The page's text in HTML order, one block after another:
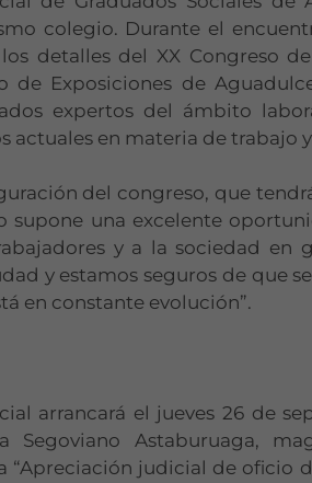
colegio. Durante el
detalles del XX Congreso
de Exposiciones de
expertos del ámbito
actuales en materia de trabajo
del congreso, que
supone una excelente
y a la sociedad en
y estamos seguros de que
en constante evolución”.
arrancará el jueves 26 de
Astaburuaga,
“Apreciación judicial de oficio